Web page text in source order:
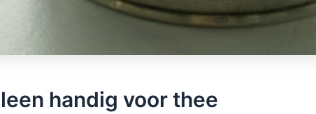
handig voor thee